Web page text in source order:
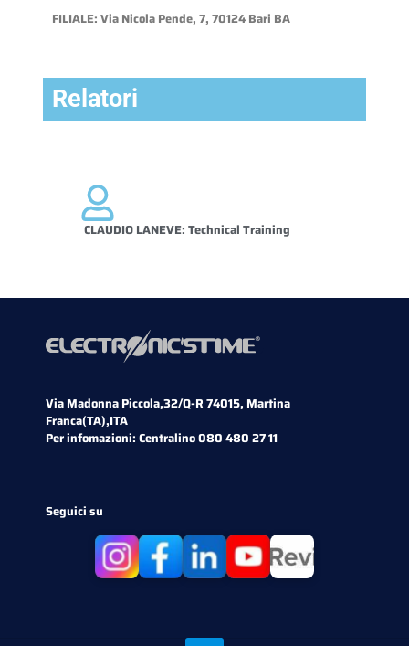
FILIALE: Via Nicola Pende, 7, 70124 Bari BA
Relatori
CLAUDIO LANEVE: Technical Training
Via Madonna Piccola,32/Q-R 74015, Martina
Franca(TA),ITA
Per infomazioni:Centralino 080 480 27 11
Seguici su